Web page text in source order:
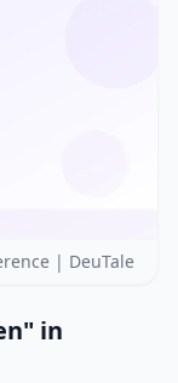
| DeuTale
in